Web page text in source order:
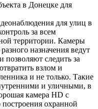
в Донецке для
для улиц в
за всем
территории. Камеры
назначения ведут
позволяют следить за
взлом и
и не только. Такие
и уличными, в
камера HD с
охранной